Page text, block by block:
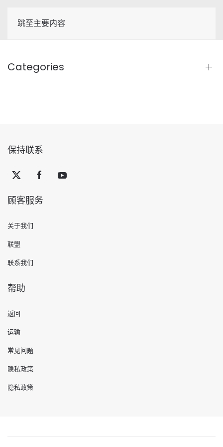
跳至主要内容
Categories
保持联系
顾客服务
关于我们
联盟
联系我们
帮助
返回
运输
常见问题
隐私政策
隐私政策